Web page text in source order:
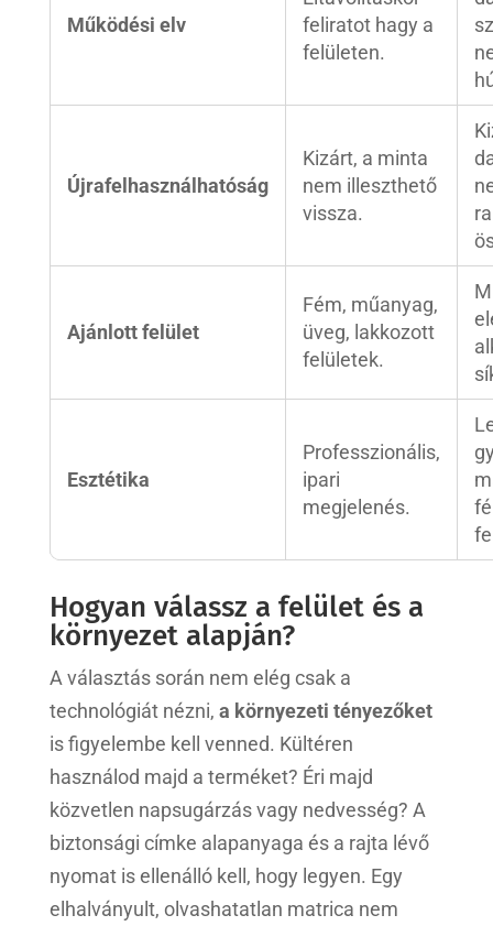
Működési elv
feliratot hagy a
felületen.
Újrafelhasználhatóság
Kizárt, a minta
nem illeszthető
vissza.
Ajánlott felület
Fém, műanyag,
üveg, lakkozott
felületek.
Esztétika
Professzionális,
ipari
megjelenés.
Hogyan válassz a felület és a
környezet alapján?
A választás során nem elég csak a
technológiát nézni, a környezeti tényezőket
is figyelembe kell venned. Kültéren
használod majd a terméket? Éri majd
közvetlen napsugárzás vagy nedvesség? A
biztonsági címke alapanyaga és a rajta lévő
nyomat is ellenálló kell, hogy legyen. Egy
elhalványult, olvashatatlan matrica nem